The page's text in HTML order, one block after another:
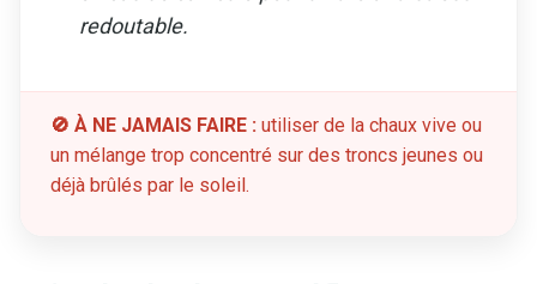
redoutable.
🚫 À NE JAMAIS FAIRE : utiliser de la chaux vive ou
un mélange trop concentré sur des troncs jeunes ou
déjà brûlés par le soleil.